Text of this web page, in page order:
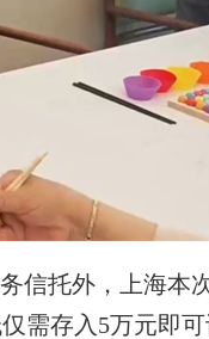
托外，上海本
需存入5万元即可